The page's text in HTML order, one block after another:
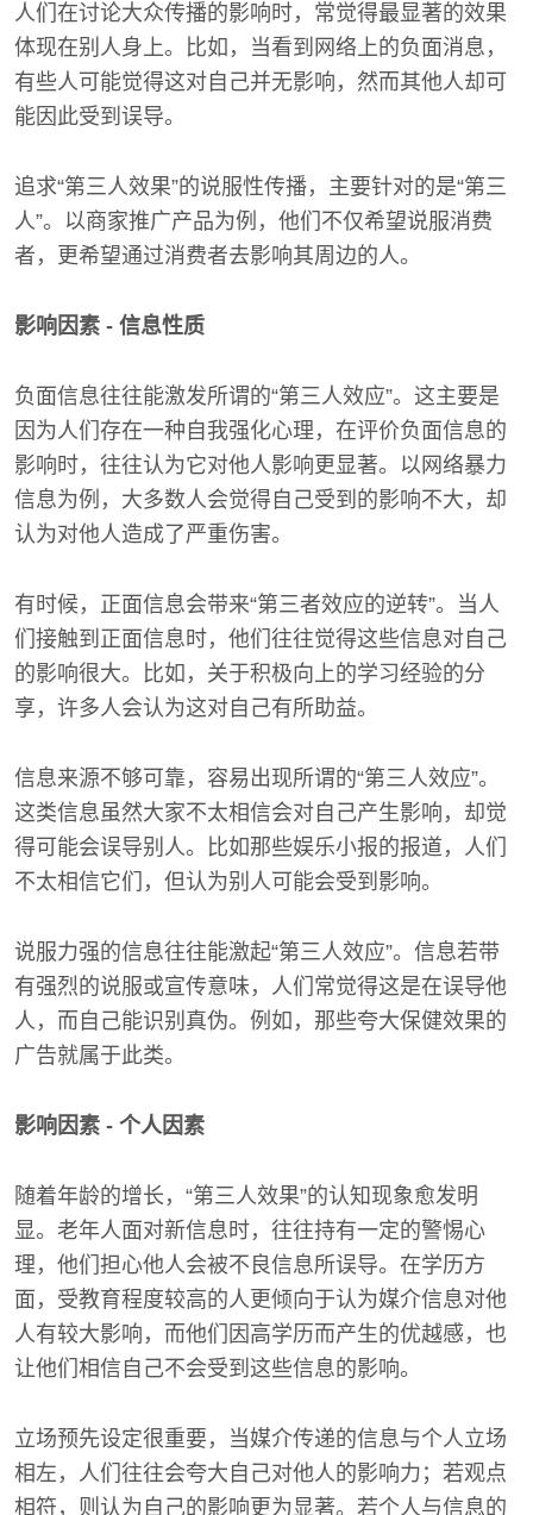
人们在讨论大众传播的影响时，常觉得最显著的效果
体现在别人身上。比如，当看到网络上的负面消息，
有些人可能觉得这对自己并无影响，然而其他人却可
能因此受到误导。
追求“第三人效果”的说服性传播，主要针对的是“第三
人”。以商家推广产品为例，他们不仅希望说服消费
者，更希望通过消费者去影响其周边的人。
影响因素 - 信息性质
负面信息往往能激发所谓的“第三人效应”。这主要是
因为人们存在一种自我强化心理，在评价负面信息的
影响时，往往认为它对他人影响更显著。以网络暴力
信息为例，大多数人会觉得自己受到的影响不大，却
认为对他人造成了严重伤害。
有时候，正面信息会带来“第三者效应的逆转”。当人
们接触到正面信息时，他们往往觉得这些信息对自己
的影响很大。比如，关于积极向上的学习经验的分
享，许多人会认为这对自己有所助益。
信息来源不够可靠，容易出现所谓的“第三人效应”。
这类信息虽然大家不太相信会对自己产生影响，却觉
得可能会误导别人。比如那些娱乐小报的报道，人们
不太相信它们，但认为别人可能会受到影响。
说服力强的信息往往能激起“第三人效应”。信息若带
有强烈的说服或宣传意味，人们常觉得这是在误导他
人，而自己能识别真伪。例如，那些夸大保健效果的
广告就属于此类。
影响因素 - 个人因素
随着年龄的增长，“第三人效果”的认知现象愈发明
显。老年人面对新信息时，往往持有一定的警惕心
理，他们担心他人会被不良信息所误导。在学历方
面，受教育程度较高的人更倾向于认为媒介信息对他
人有较大影响，而他们因高学历而产生的优越感，也
让他们相信自己不会受到这些信息的影响。
立场预先设定很重要，当媒介传递的信息与个人立场
相左，人们往往会夸大自己对他人的影响力；若观点
相符，则认为自己的影响更为显著。若个人与信息的